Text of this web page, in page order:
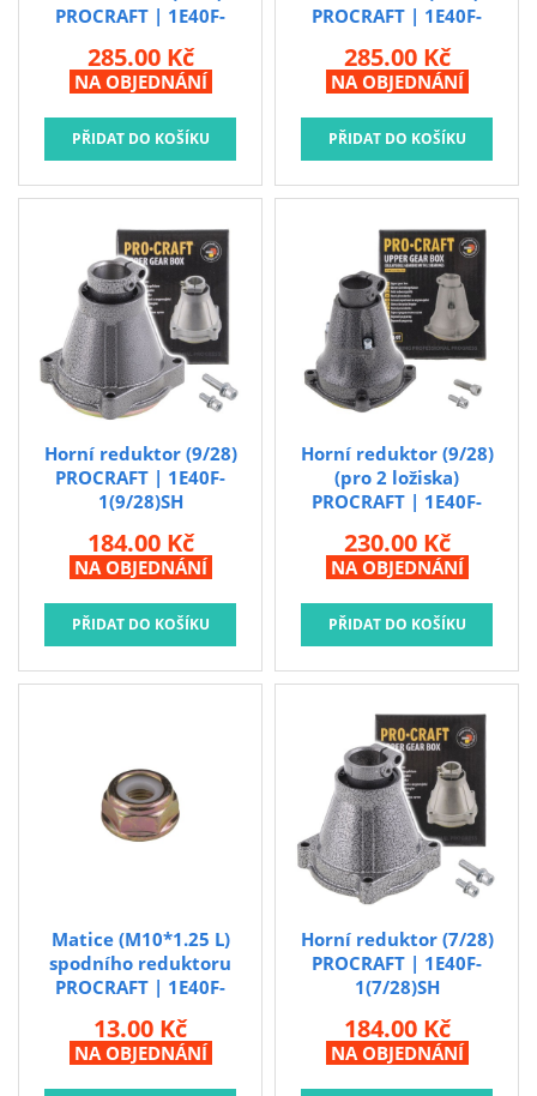
Prodejna LOUNY - nezařazené
Pracovní oděvy
PROCRAFT | 1E40F-
Spodní reduktor
křovinořezu (9/26)
PROCRAFT
285.00 Kč
NA OBJEDNÁNÍ
PROCRAFT | 1E40F-
Spodní reduktor
křovinořezu (7/26)
PROCRAFT
285.00 Kč
NA OBJEDNÁNÍ
Horní reduktor (9/28)
PROCRAFT | 1E40F-
1(9/28)SH
PROCRAFT
184.00 Kč
NA OBJEDNÁNÍ
Horní reduktor (9/28)
(pro 2 ložiska)
PROCRAFT | 1E40F-
Horní reduktor (9/28) (pro
2 ložiska) PROCRAFT
230.00 Kč
NA OBJEDNÁNÍ
Matice (M10*1.25 L)
spodního reduktoru
PROCRAFT | 1E40F-
Matice (M10*1.25 L)
spodního reduktoru
PROCRAFT
13.00 Kč
NA OBJEDNÁNÍ
Horní reduktor (7/28)
PROCRAFT | 1E40F-
1(7/28)SH
PROCRAFT
184.00 Kč
NA OBJEDNÁNÍ